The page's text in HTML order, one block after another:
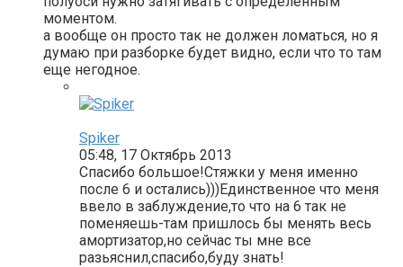
моментом.
а вообще он просто так не должен ломаться, но я
думаю при разборке будет видно, если что то там
еще негодное.
Spiker
05:48, 17 Октябрь 2013
Спасибо большое!Стяжки у меня именно
после 6 и остались)))Единственное что меня
ввело в заблуждение,то что на 6 так не
поменяешь-там пришлось бы менять весь
амортизатор,но сейчас ты мне все
разьяснил,спасибо,буду знать!